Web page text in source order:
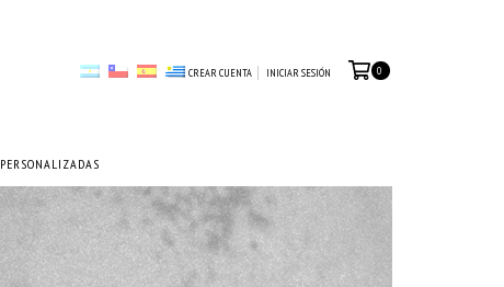
CREAR CUENTA INICIAR SESIÓN 0
PERSONALIZADAS